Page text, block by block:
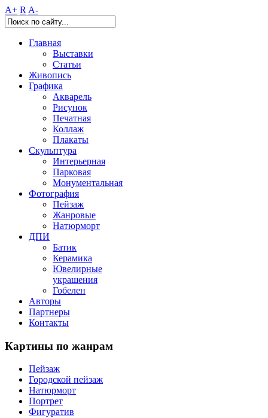
A+ R A-
Главная
Выставки
Статьи
Живопись
Графика
Акварель
Рисунок
Печатная
Коллаж
Плакаты
Скульптура
Интерьерная
Парковая
Монументальная
Фотография
Пейзаж
Жанровые
Натюрморт
ДПИ
Батик
Керамика
Ювелирные
украшения
Гобелен
Авторы
Партнеры
Контакты
Картины по жанрам
Пейзаж
Городской пейзаж
Натюрморт
Портрет
Фигуратив